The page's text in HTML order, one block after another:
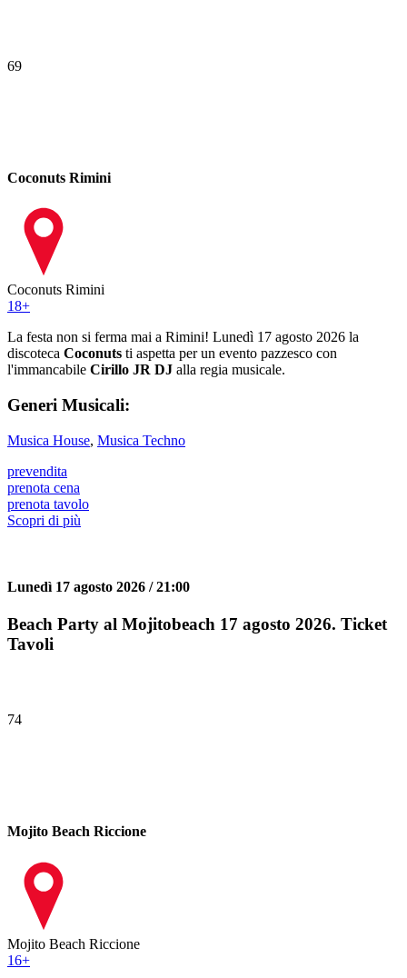
69
Coconuts Rimini
Coconuts Rimini
18+
La festa non si ferma mai a Rimini! Lunedì 17 agosto 2026 la
discoteca Coconuts ti aspetta per un evento pazzesco con
l'immancabile Cirillo JR DJ alla regia musicale.
Generi Musicali:
Musica House, Musica Techno
prevendita
prenota cena
prenota tavolo
Scopri di più
Lunedì 17 agosto 2026 / 21:00
Beach Party al Mojitobeach 17 agosto 2026. Ticket
Tavoli
74
Mojito Beach Riccione
Mojito Beach Riccione
16+